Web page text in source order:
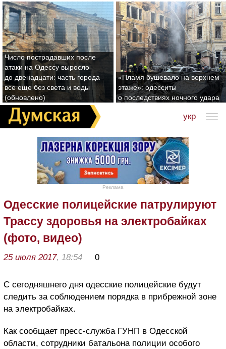
Число пострадавших после
атаки на Одессу выросло
до двенадцати: часть города
все еще без света и воды
(обновлено)
«Пламя бушевало на верхнем
этаже»: одесситы
о последствиях ночного удара
укр
Реклама
Одесские полицейские патрулируют
Трассу здоровья на электробайках
(фото, видео)
25 июля 2017, 18:54 0
С сегодняшнего дня одесские полицейские будут
следить за соблюдением порядка в прибрежной зоне
на электробайках.
Как сообщает пресс-служба ГУНП в Одесской
области, сотрудники батальона полиции особого